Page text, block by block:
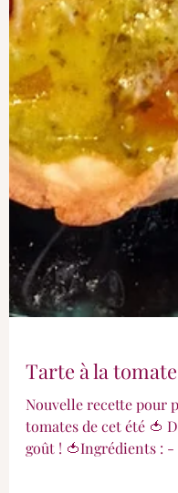
Tarte à la tomate